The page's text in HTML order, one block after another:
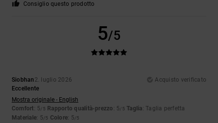
Consiglio questo prodotto
5/5
Siobhan 2. luglio 2026
Acquisto verificato
Eccellente
Mostra originale - English
Comfort: 5/5 Rapporto qualità-prezzo : 5/5 Taglia: Taglia perfetta
Materiale: 5/5 Colore: 5/5